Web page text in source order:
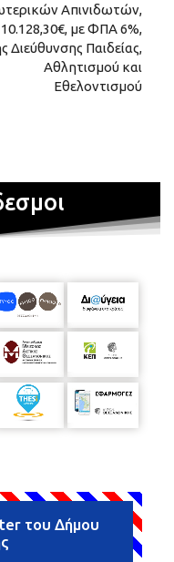
Απινιδωτών,
με ΦΠΑ 6%,
Διεύθυνσης Παιδείας,
Αθλητισμού και
Εθελοντισμού
του Δήμου